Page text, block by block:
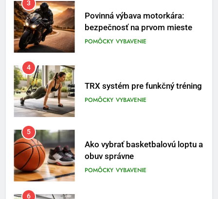
bezpečnosť na prvom mieste
POMÔCKY VYBAVENIE
POMÔCKY VYBAVENIE
obuv správne
POMÔCKY VYBAVENIE